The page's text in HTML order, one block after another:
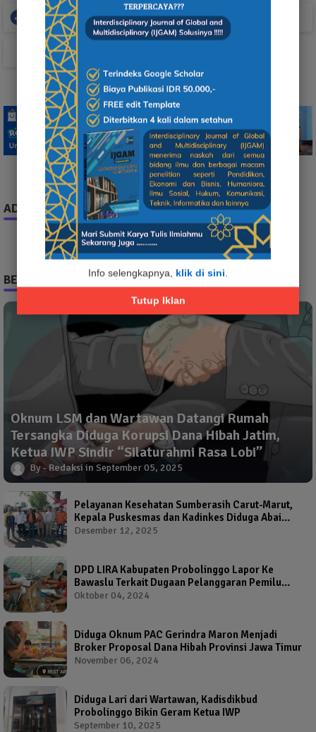
Info selengkapnya, klik di sini
Tutup Iklan
Facebook Whatsapp
TikTok
ADS
BERITA TERPOPULER
Oknum LSM dan Wartawan Datangi Rumah
Tersangka Diduga Korupsi Dana Hibah Jatim,
Ketua IWP Sindir “Silaturahmi Rasa Lobi”
Redaksi September 05, 2025
Pelayanan Kesehatan Sumberasih Carut-Marut,
Kepala Puskesmas dan Kadinkes Diduga Abai
Warga Jadi Korban
Desember 12, 2025
DPD LIRA Kabupaten Probolinggo Lapor Ke
Bawaslu Terkait Dugaan Pelanggaran Pemilu
Oleh Salah Satu Calon Wakil Bupati Probolinggo
Oktober 04, 2024
Diduga Oknum PAC Gerindra Maron Menjadi
Broker Proposal Dana Hibah Provinsi Jawa Timur
November 06, 2024
Diduga Lari dari Wartawan, Kadisdikbud
Probolinggo Bikin Geram Ketua IWP
September 10, 2025